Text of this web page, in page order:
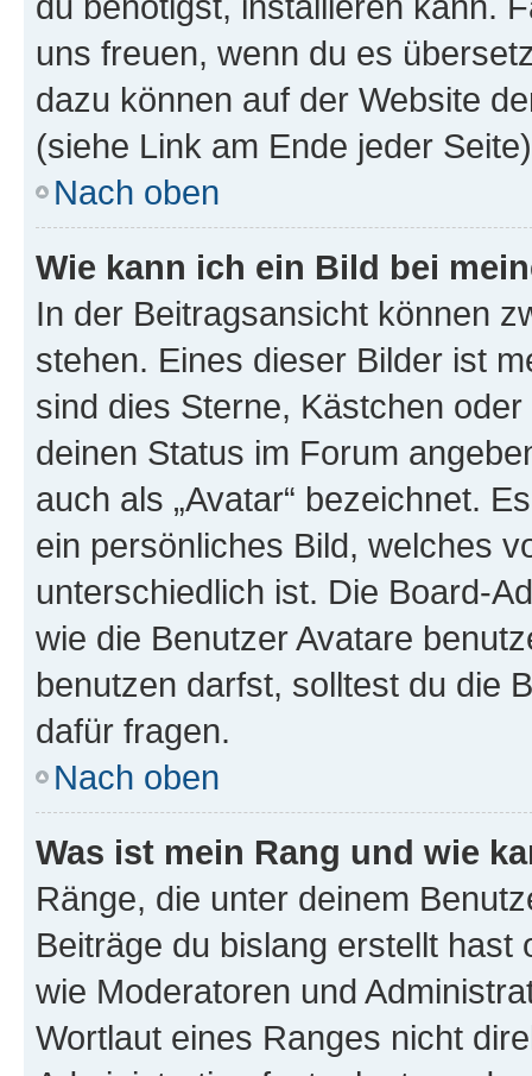
uns freuen, wenn du es
dazu können auf der Website
(siehe Link am Ende jeder
Nach oben
Wie kann ich ein Bild bei
In der Beitragsansicht können
stehen. Eines dieser Bilder ist
sind dies Sterne, Kästchen
deinen Status im Forum
auch als „Avatar“ bezeichnet.
ein persönliches Bild, welches
unterschiedlich ist. Die Board-
wie die Benutzer Avatare
benutzen darfst, solltest du die
dafür fragen.
Nach oben
Was ist mein Rang und wie
Ränge, die unter deinem
Beiträge du bislang erstellt
wie Moderatoren und
Wortlaut eines Ranges nicht